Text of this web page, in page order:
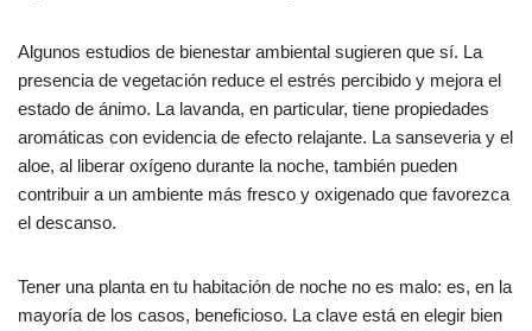
Algunos estudios de bienestar ambiental sugieren que sí. La
presencia de vegetación reduce el estrés percibido y mejora el
estado de ánimo. La lavanda, en particular, tiene propiedades
aromáticas con evidencia de efecto relajante. La sanseveria y el
aloe, al liberar oxígeno durante la noche, también pueden
contribuir a un ambiente más fresco y oxigenado que favorezca
el descanso.
Tener una planta en tu habitación de noche no es malo: es, en la
mayoría de los casos, beneficioso. La clave está en elegir bien